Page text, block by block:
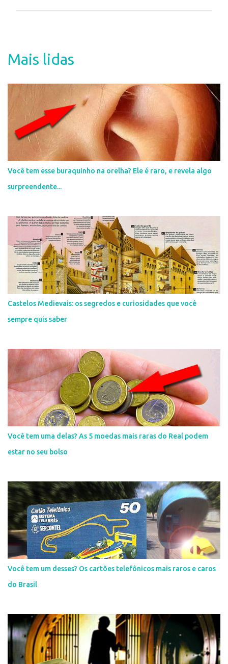
á
i
Mais lidas
Você tem esse buraquinho na orelha? Ele é raro, e revela algo
surpreendente...
Castelos Medievais: os segredos e curiosidades que você
sempre quis saber
Você tem uma delas? As 5 moedas mais raras do Real podem
estar no seu bolso
Você tem um desses? Os cartões telefônicos mais raros e caros
do Brasil